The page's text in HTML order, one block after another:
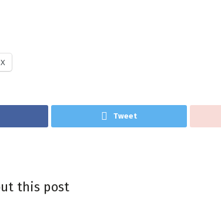
X
Tweet
this post